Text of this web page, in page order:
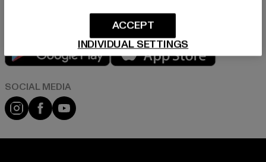
Play market
Instagram
FacebookYouTube
INDIVIDUAL SETTINGS
ACCEPT